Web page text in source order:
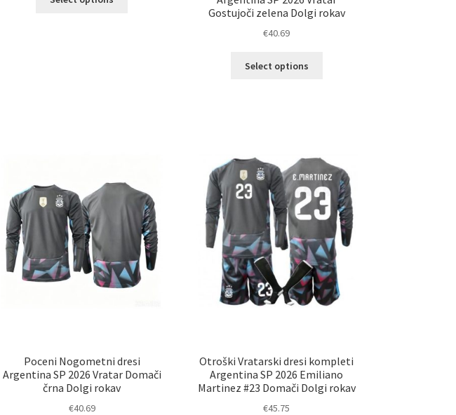
Gostujoči zelena Dolgi rokav
€40.69
Select options
izberete
na
strani
izdelka
Poceni Nogometni dresi
Argentina SP 2026 Vratar Domači
črna Dolgi rokav
€40.69
Otroški Vratarski dresi kompleti
Argentina SP 2026 Emiliano
Martinez #23 Domači Dolgi rokav
€45.75